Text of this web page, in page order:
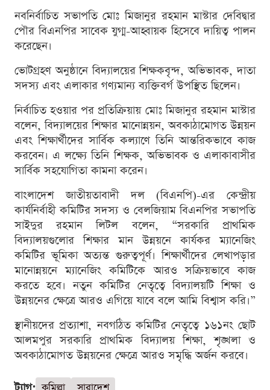
নবনির্বাচিত সভাপতি মোঃ মিজানুর রহমান মাস্টার দেবিদ্বার
পৌর বিএনপির সাবেক যুগ্ম-আহ্বায়ক হিসেবে দায়িত্ব পালন
করেছেন।
ভোটগ্রহণ অনুষ্ঠানে বিদ্যালয়ের শিক্ষকবৃন্দ, অভিভাবক, দাতা
সদস্য এবং এলাকার গণ্যমান্য ব্যক্তিবর্গ উপস্থিত ছিলেন।
নির্বাচিত হওয়ার পর প্রতিক্রিয়ায় মোঃ মিজানুর রহমান মাস্টার
বলেন, বিদ্যালয়ের শিক্ষার মানোন্নয়ন, অবকাঠামোগত উন্নয়ন
এবং শিক্ষার্থীদের সার্বিক কল্যাণে তিনি আন্তরিকভাবে কাজ
করবেন। এ লক্ষ্যে তিনি শিক্ষক, অভিভাবক ও এলাকাবাসীর
সার্বিক সহযোগিতা কামনা করেন।
বাংলাদেশ জাতীয়তাবাদী দল (বিএনপি)-এর কেন্দ্রীয়
কার্যনির্বাহী কমিটির সদস্য ও বেলজিয়াম বিএনপির সভাপতি
সাইদুর রহমান লিটল বলেন, “সরকারি প্রাথমিক
বিদ্যালয়গুলোর শিক্ষার মান উন্নয়নে কার্যকর ম্যানেজিং
কমিটির ভূমিকা অত্যন্ত গুরুত্বপূর্ণ। শিক্ষার্থীদের লেখাপড়ার
মানোন্নয়নে ম্যানেজিং কমিটিকে আরও সক্রিয়ভাবে কাজ
করতে হবে। নতুন কমিটির নেতৃত্বে বিদ্যালয়টি শিক্ষা ও
উন্নয়নের ক্ষেত্রে আরও এগিয়ে যাবে বলে আমি বিশ্বাস করি।”
স্থানীয়দের প্রত্যাশা, নবগঠিত কমিটির নেতৃত্বে ১৬১নং ছোট
আলমপুর সরকারি প্রাথমিক বিদ্যালয় শিক্ষা, শৃঙ্খলা ও
অবকাঠামোগত উন্নয়নের ক্ষেত্রে আরও সমৃদ্ধি অর্জন করবে।